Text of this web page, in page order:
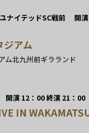
ナイテッドSC戦前 開演
ジアム
ム北九州前ギラランド
演 12：00 終演 21：00
IN